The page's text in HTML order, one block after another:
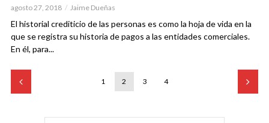
agosto 27, 2018 Jaime Dueñas
El historial crediticio de las personas es como la hoja de vida en la
que se registra su historia de pagos a las entidades comerciales.
En él, para...
1 2 3 4